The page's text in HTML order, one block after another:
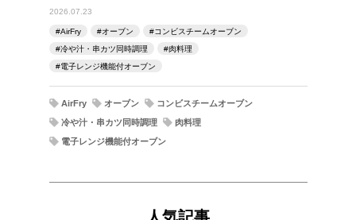
2026.07.23
AirFry オーブン
コンビスチームオーブン
冷や汁・串カツ同時調理
肉料理
電子レンジ機能付オーブン
AirFry オーブン
コンビスチームオーブン
冷や汁・串カツ同時調理
肉料理
電子レンジ機能付オーブン